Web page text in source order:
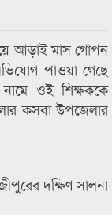
আড়াই মাস গোপন
পাওয়া গেছে
ওই শিক্ষককে
কসবা উপজেলার
দক্ষিণ সালনা